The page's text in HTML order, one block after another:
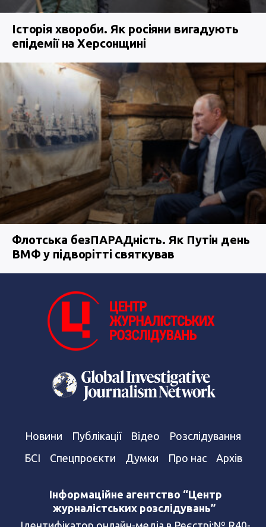
Історія хвороби. Як росіяни вигадують
епідемії на Херсонщині
Флотська безПАРАДність. Як Путін день
ВМФ у підворітті святкував
Новини Публікації Відео
Розслідування
БСІ
Спецпроєкти Думки Про нас Архів
Інформаційне агентство “Центр
журналістських розслідувань”